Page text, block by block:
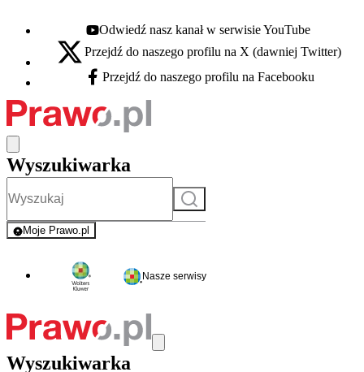
Youtube - otwiera się w nowej karcie
Odwiedź nasz kanał w serwisie YouTube
X - otwiera się w nowej karcie
Przejdź do naszego profilu na X (dawniej Twitter)
Facebook - otwiera się w nowej karcie
Przejdź do naszego profilu na Facebooku
Wyszukiwarka
Szukaj
Moje Prawo.pl
- rejestracja i logowanie do serwisu
Nasze serwisy
Wyszukiwarka